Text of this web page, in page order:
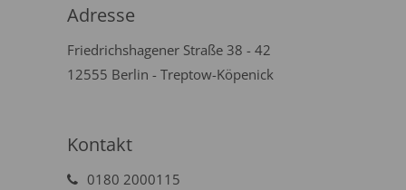
Adresse
Friedrichshagener Straße 38 - 42
12555 Berlin - Treptow-Köpenick
Kontakt
0180 2000115